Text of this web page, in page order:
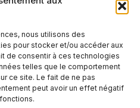
nous utilisons des
pour stocker et/ou accéder aux
de consentir à ces technologies
telles que le comportement
ce site. Le fait de ne pas
peut avoir un effet négatif